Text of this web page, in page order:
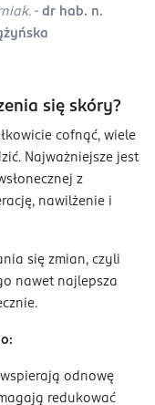
- dr hab. n.
się skóry?
cofnąć, wiele
Najważniejsze jest
z
nawilżenie i
się zmian, czyli
nawet najlepsza
odnowę
redukować